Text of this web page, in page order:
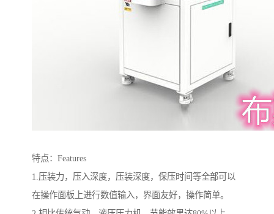
特点：Features
1.压装力，压入深度，压装深度，保压时间等全部可以
在操作面板上进行数值输入，界面友好，操作简单。